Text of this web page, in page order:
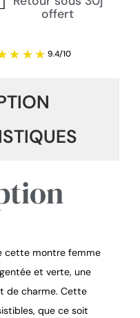
offert
9.4
cette montre femme
et verte, une
de charme. Cette
que ce soit